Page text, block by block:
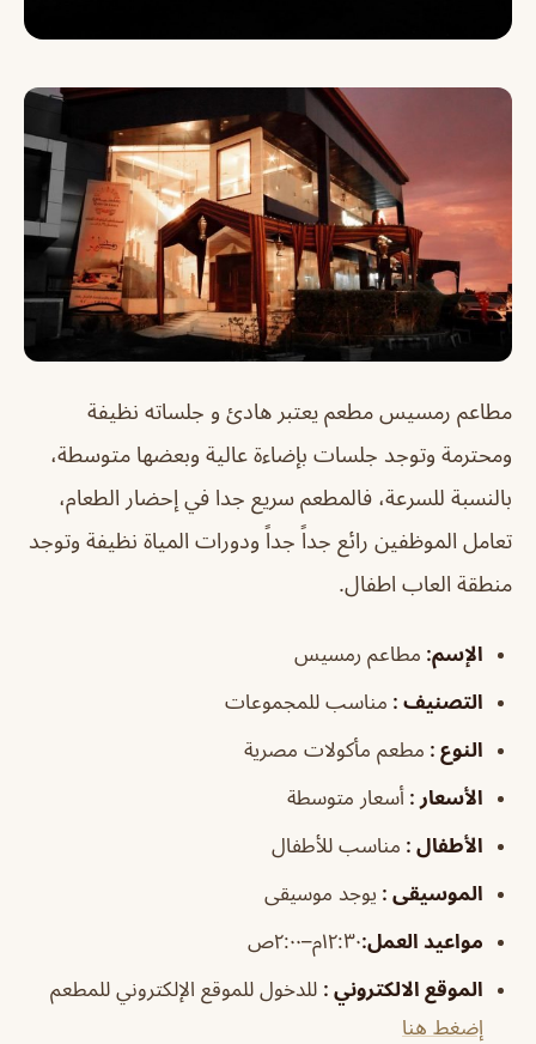
مطاعم رمسيس مطعم يعتبر هادئ و جلساته نظيفة
ومحترمة وتوجد جلسات بإضاءة عالية وبعضها متوسطة،
بالنسبة للسرعة، فالمطعم سريع جدا في إحضار الطعام،
تعامل الموظفين رائع جداً جداً ودورات المياة نظيفة وتوجد
منطقة العاب اطفال.
الإسم: مطاعم رمسيس
التصنيف : مناسب للمجموعات
النوع : مطعم مأكولات مصرية
الأسعار : أسعار متوسطة
الأطفال : مناسب للأطفال
الموسيقى : يوجد موسيقى
مواعيد العمل:١٢:٣٠م–٢:٠٠ص
الموقع الالكتروني : للدخول للموقع الإلكتروني للمطعم
إضغط هنا